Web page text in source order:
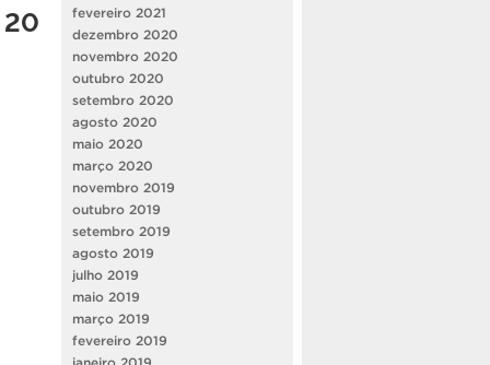
fevereiro 2021
dezembro 2020
novembro 2020
outubro 2020
setembro 2020
agosto 2020
maio 2020
março 2020
novembro 2019
outubro 2019
setembro 2019
agosto 2019
julho 2019
maio 2019
março 2019
fevereiro 2019
janeiro 2019